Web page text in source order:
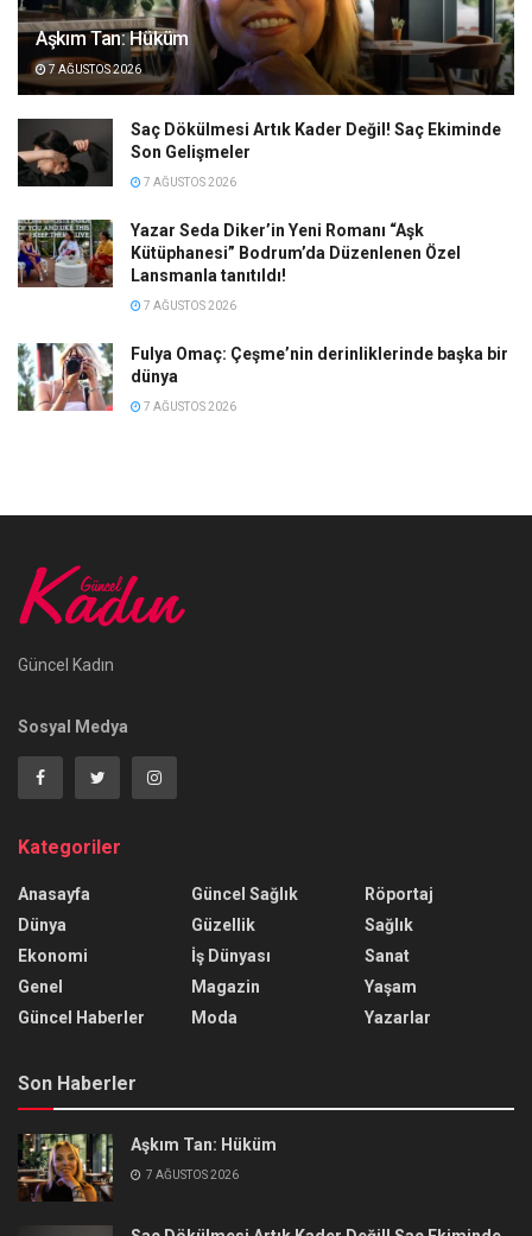
Aşkım Tan: Hüküm
7 AĞUSTOS 2026
Saç Dökülmesi Artık Kader Değil! Saç Ekiminde
Son Gelişmeler
7 AĞUSTOS 2026
Yazar Seda Diker’in Yeni Romanı “Aşk
Kütüphanesi” Bodrum’da Düzenlenen Özel
Lansmanla tanıtıldı!
7 AĞUSTOS 2026
Fulya Omaç: Çeşme’nin derinliklerinde başka bir
dünya
7 AĞUSTOS 2026
Güncel Kadın
Sosyal Medya
Kategoriler
Anasayfa
Dünya
Ekonomi
Genel
Güncel Haberler
Güncel Sağlık
Güzellik
İş Dünyası
Magazin
Moda
Röportaj
Sağlık
Sanat
Yaşam
Yazarlar
Son Haberler
Aşkım Tan: Hüküm
7 AĞUSTOS 2026